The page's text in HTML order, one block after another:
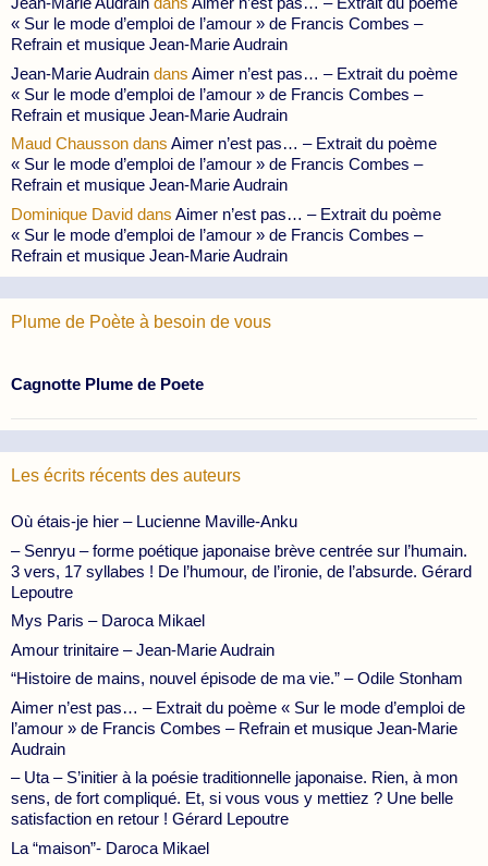
« Sur le mode d’emploi de l’amour » de Francis Combes –
Refrain et musique Jean-Marie Audrain
Jean-Marie Audrain dans Aimer n’est pas… – Extrait du poème
« Sur le mode d’emploi de l’amour » de Francis Combes –
Refrain et musique Jean-Marie Audrain
Maud Chausson dans Aimer n’est pas… – Extrait du poème
« Sur le mode d’emploi de l’amour » de Francis Combes –
Refrain et musique Jean-Marie Audrain
Dominique David dans Aimer n’est pas… – Extrait du poème
« Sur le mode d’emploi de l’amour » de Francis Combes –
Refrain et musique Jean-Marie Audrain
Plume de Poète à besoin de vous
Cagnotte Plume de Poete
Les écrits récents des auteurs
Où étais-je hier – Lucienne Maville-Anku
– Senryu – forme poétique japonaise brève centrée sur l’humain.
3 vers, 17 syllabes ! De l’humour, de l’ironie, de l’absurde. Gérard
Lepoutre
Mys Paris – Daroca Mikael
Amour trinitaire – Jean-Marie Audrain
“Histoire de mains, nouvel épisode de ma vie.” – Odile Stonham
Aimer n’est pas… – Extrait du poème « Sur le mode d’emploi de
l’amour » de Francis Combes – Refrain et musique Jean-Marie
Audrain
– Uta – S’initier à la poésie traditionnelle japonaise. Rien, à mon
sens, de fort compliqué. Et, si vous vous y mettiez ? Une belle
satisfaction en retour ! Gérard Lepoutre
La “maison”- Daroca Mikael